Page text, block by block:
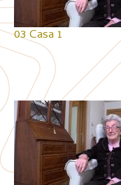
03 Casa 1